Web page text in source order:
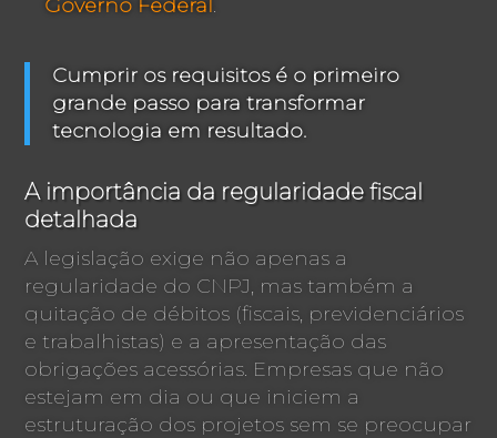
Governo Federal.
Cumprir os requisitos é o primeiro
grande passo para transformar
tecnologia em resultado.
A importância da regularidade fiscal
detalhada
A legislação exige não apenas a
regularidade do CNPJ, mas também a
quitação de débitos (fiscais, previdenciários
e trabalhistas) e a apresentação das
obrigações acessórias. Empresas que não
estejam em dia ou que iniciem a
estruturação dos projetos sem se preocupar